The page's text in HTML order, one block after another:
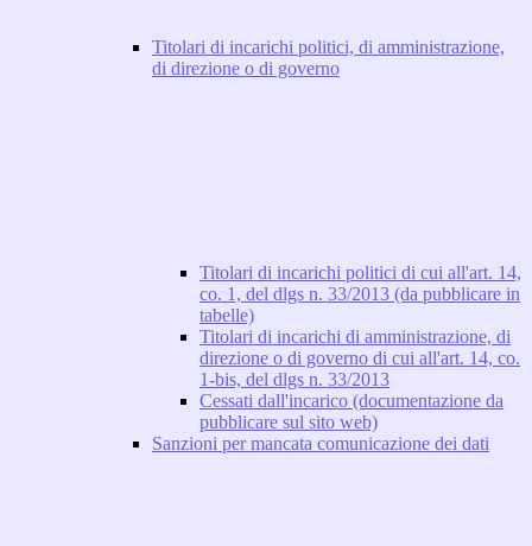
Titolari di incarichi politici, di amministrazione,
di direzione o di governo
Titolari di incarichi politici di cui all'art. 14,
co. 1, del dlgs n. 33/2013 (da pubblicare in
tabelle)
Titolari di incarichi di amministrazione, di
direzione o di governo di cui all'art. 14, co.
1-bis, del dlgs n. 33/2013
Cessati dall'incarico (documentazione da
pubblicare sul sito web)
Sanzioni per mancata comunicazione dei dati